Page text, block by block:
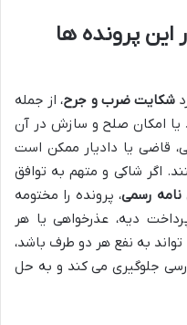
پرونده ها
شکایت ضرب و جرح، از جمله
امکان صلح و سازش در آن
قاضی یا دادیار ممکن است
اگر شاکی و متهم به توافق
رسمی، پرونده را مختومه
دیه، عذرخواهی یا هر
به نفع هر دو طرف باشد،
جلوگیری می کند و به حل